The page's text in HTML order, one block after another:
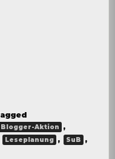
Blogger-Aktion ,
Leseplanung , SuB ,